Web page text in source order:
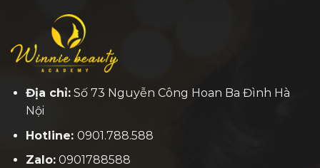
Địa chỉ:Số 73 Nguyễn Công Hoan Ba Đình Hà
Nội
Hotline: 0901.788.588
Zalo:0901788588